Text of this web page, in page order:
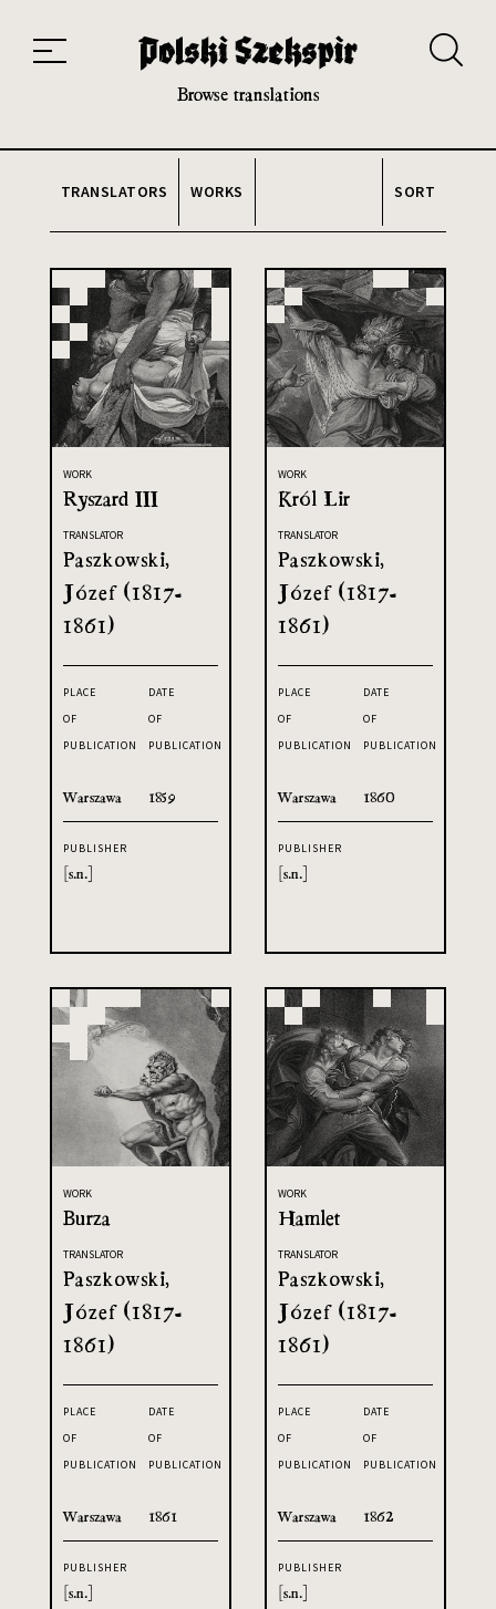
20th and 21st century module
Browse translations
TRANSLATORS WORKS SORT
WORK
Ryszard III
TRANSLATOR
Paszkowski,
Józef (1817-
1861)
PLACE
OF
PUBLICATION
Warszawa
DATE
OF
PUBLICATION
1859
PUBLISHER
[s.n.]
WORK
Król Lir
TRANSLATOR
Paszkowski,
Józef (1817-
1861)
PLACE
OF
PUBLICATION
Warszawa
DATE
OF
PUBLICATION
1860
PUBLISHER
[s.n.]
WORK
Burza
TRANSLATOR
Paszkowski,
Józef (1817-
1861)
PLACE
OF
PUBLICATION
Warszawa
DATE
OF
PUBLICATION
1861
PUBLISHER
[s.n.]
WORK
Hamlet
TRANSLATOR
Paszkowski,
Józef (1817-
1861)
PLACE
OF
PUBLICATION
Warszawa
DATE
OF
PUBLICATION
1862
PUBLISHER
[s.n.]